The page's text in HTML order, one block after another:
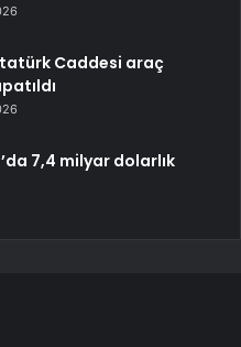
Caddesi araç
7,4 milyar dolarlık